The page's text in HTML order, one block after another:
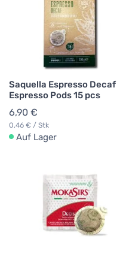
Saquella Espresso Decaf
Espresso Pods 15 pcs
6,90 €
0,46 € / Stk
Auf Lager